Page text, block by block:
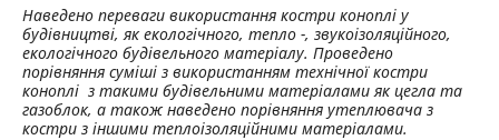
Наведено переваги використання костри коноплі у
будівництві, як екологічного, тепло -, звукоізоляційного,
екологічного будівельного матеріалу. Проведено
порівняння суміші з використанням технічної костри
коноплі з такими будівельними матеріалами як цегла та
газоблок, а також наведено порівняння утеплювача з
костри з іншими теплоізоляційними матеріалами.